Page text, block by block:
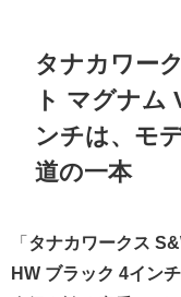
タナカワー
ト マグナム
ンチは、モ
道の一本
「タナカワークス
HW ブラック 4インチ